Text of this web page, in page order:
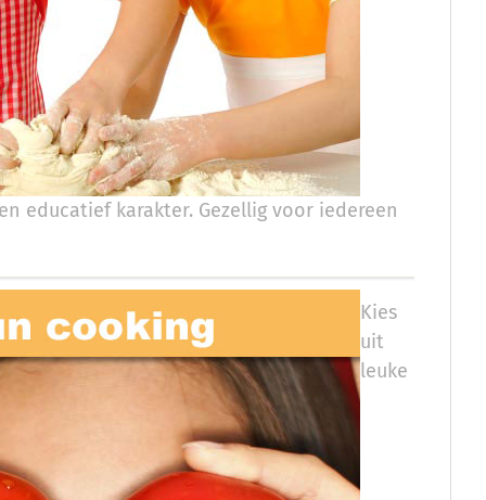
educatief karakter. Gezellig voor iedereen
Kies
uit
leuke